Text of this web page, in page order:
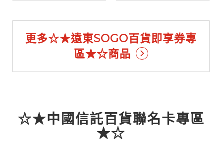
更多☆★遠東SOGO百貨即享券專
區★☆商品
☆★中國信託百貨聯名卡專區
★☆